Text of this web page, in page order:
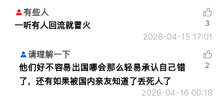
有些人
一听有人回流就冒火
2026-04-15 17:01
3
请理解一下
他们好不容易出国哪会那么轻易承认自己错
了，还有如果被国内亲友知道了丢死人了
2026-04-16 00:18
2